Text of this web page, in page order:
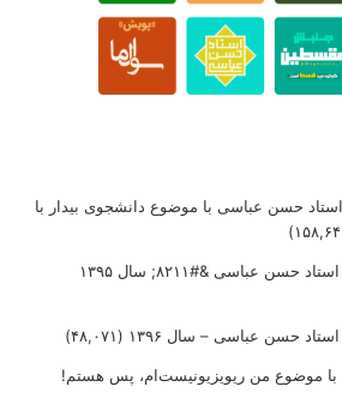
حسن عباسی با موضوع دانشجوی بیدار با
عباسی &#۸۲۱۱; سال ۱۳۹۵
حسن عباسی – سال ۱۳۹۶ (۴۸,۰۷۱)